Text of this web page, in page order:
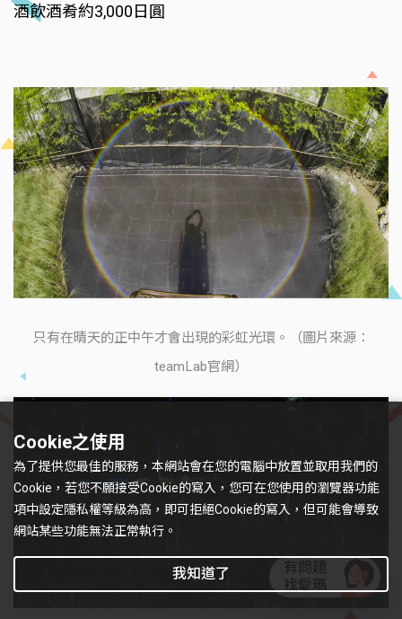
酒飲酒肴約3,000日圓
只有在晴天的正中午才會出現的彩虹光環。（圖片來源：
teamLab官網）
有問題
找愛瑪
Cookie之使用
為了提供您最佳的服務，本網站會在您的電腦中放置並取用我們的
Cookie，若您不願接受Cookie的寫入，您可在您使用的瀏覽器功能
項中設定隱私權等級為高，即可拒絕Cookie的寫入，但可能會導致
網站某些功能無法正常執行。
我知道了